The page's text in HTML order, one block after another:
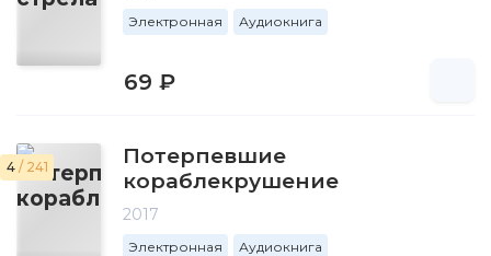
Электронная Аудиокнига
69 ₽
4 / 241
Потерпевшие
кораблекрушение
2017
Электронная Аудиокнига